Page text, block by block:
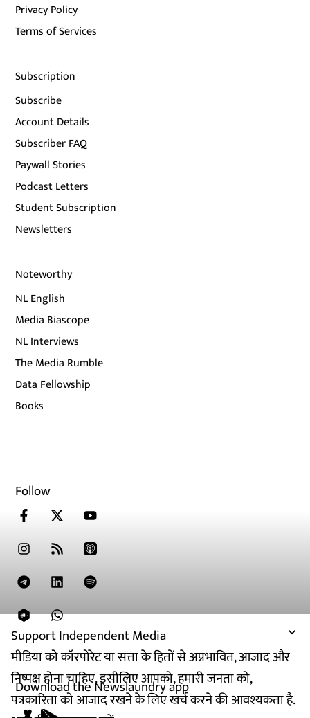
Support Independent Media
मीडिया को कॉरपोरेट या सत्ता के हितों से अप्रभावित, आजाद और
निष्पक्ष होना चाहिए. इसीलिए आपको, हमारी जनता को,
पत्रकारिता को आजाद रखने के लिए खर्च करने की आवश्यकता है.
Privacy Policy
Terms of Services
Subscription
Subscribe
Account Details
Subscriber FAQ
Paywall Stories
Podcast Letters
Student Subscription
Newsletters
Noteworthy
NL English
Media Biascope
NL Interviews
The Media Rumble
Data Fellowship
Books
Follow
Download the Newslaundry app